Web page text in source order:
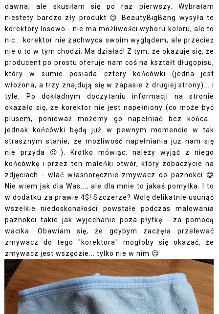
dawna, ale skusiłam się po raz pierwszy. Wybrałam
niestety bardzo zły produkt 😉 BeautyBigBang wysyła te
korektory losowo - nie ma możliwości wyboru koloru, ale to
nic... korektor nie zachwyca swoim wyglądem, ale przecież
nie o to w tym chodzi. Ma działać! Z tym, że okazuje się, że
producent po prostu oferuje nam coś na kształt długopisu,
który w sumie posiada cztery końcówki (jedna jest
włożona, a trzy znajdują się w zapasie z drugiej strony)... i
tyle. Po dokładnym doczytaniu informacji na stronie
okazało się, że korektor nie jest napełniony (co może być
plusem, ponieważ możemy go napełniać bez końca...
jednak końcówki będą już w pewnym momencie w tak
strasznym stanie, że możliwość napełniania już nam się
nie przyda 😉). Krótko mówiąc: należy wyjąć z niego
końcówkę i przez ten maleńki otwór, który zobaczycie na
zdjęciach - wlać własnoręcznie zmywacz do paznokci 😅
Nie wiem jak dla Was..., ale dla mnie to jakaś pomyłka. I to
w dodatku za prawie 4$! Szczerze? Wolę delikatnie usunąć
wszelkie niedoskonałości powstałe podczas malowania
paznokci takie jak wyjechanie poza płytkę - za pomocą
wacika. Obawiam się, że gdybym zaczęła przelewać
zmywacz do tego "korektora" mogłoby się okazać, że
zmywacz jest wszędzie... tylko nie w nim 😉